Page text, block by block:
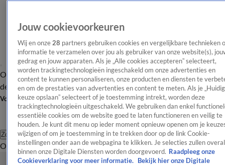
OverzichtAfleveringen Entertainment TV Algemeen
Tip
de redactieNieuwsbrief
Volg Shownieuws
Zoeken
OverzichtEntertainmentSpraakmakendRealityCrimeVideo's
Jouw cookievoorkeuren
Wij en onze 28 partners gebruiken cookies en vergelijkbare technieken
informatie te verzamelen over jou als gebruiker van onze website(s),
gedrag en jouw apparaten. Als je „Alle cookies accepteren” selecteert,
worden trackingtechnologieën ingeschakeld om onze advertenties en
content te kunnen personaliseren, onze producten en diensten te
en om de prestaties van advertenties en content te meten. Als je
keuze opslaan” selecteert of je toestemming intrekt, worden deze
trackingtechnologieën uitgeschakeld. We gebruiken dan enkel
essentiële cookies om de website goed te laten functioneren en veilig te
houden. Je kunt dit menu op ieder moment opnieuw openen om je
wijzigen of om je toestemming in te trekken door op de link Cookie-
instellingen onder aan de webpagina te klikken. Je selecties zullen overal
binnen onze Digitale Diensten worden doorgevoerd. Raadpleeg onze
Cookieverklaring voor meer informatie.
Bekijk hier onze Digitale